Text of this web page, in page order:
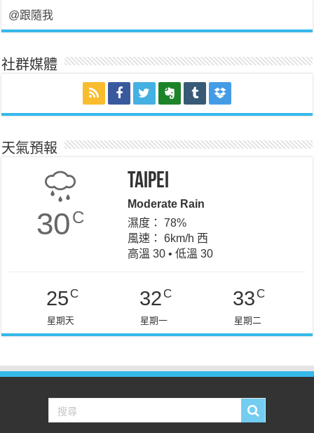
@跟隨我
社群媒體
天氣預報
30C
Taipei
Moderate Rain
濕度： 78%
風速： 6km/h 西
高溫 30 • 低溫 30
25 C
星期天
32 C
星期一
33 C
星期二